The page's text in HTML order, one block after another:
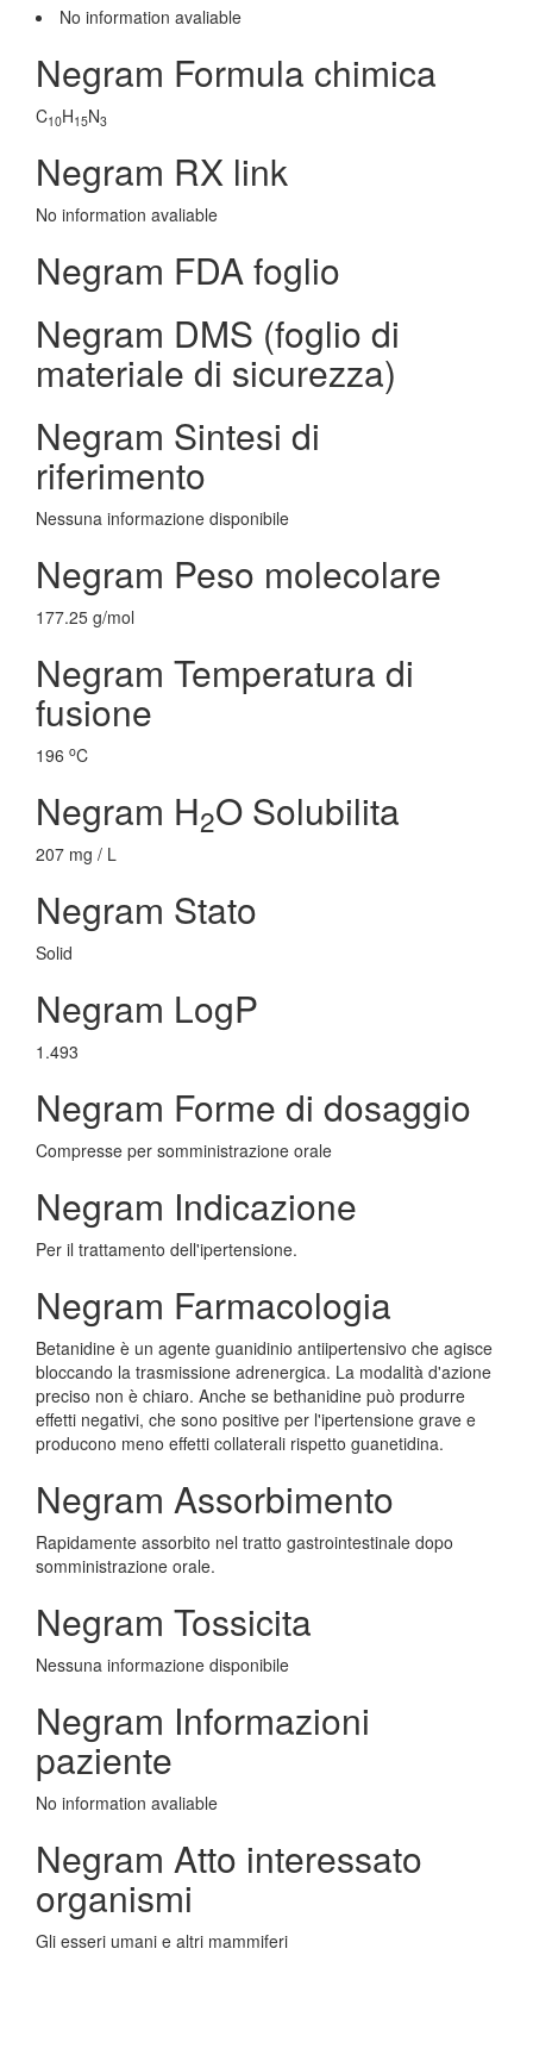
No information avaliable
Negram Formula chimica
C10H15N3
Negram RX link
No information avaliable
Negram FDA foglio
Negram DMS (foglio di
materiale di sicurezza)
Negram Sintesi di
riferimento
Nessuna informazione disponibile
Negram Peso molecolare
177.25 g/mol
Negram Temperatura di
fusione
196 oC
Negram H2O Solubilita
207 mg / L
Negram Stato
Solid
Negram LogP
1.493
Negram Forme di dosaggio
Compresse per somministrazione orale
Negram Indicazione
Per il trattamento dell'ipertensione.
Negram Farmacologia
Betanidine è un agente guanidinio antiipertensivo che agisce
bloccando la trasmissione adrenergica. La modalità d'azione
preciso non è chiaro. Anche se bethanidine può produrre
effetti negativi, che sono positive per l'ipertensione grave e
producono meno effetti collaterali rispetto guanetidina.
Negram Assorbimento
Rapidamente assorbito nel tratto gastrointestinale dopo
somministrazione orale.
Negram Tossicita
Nessuna informazione disponibile
Negram Informazioni
paziente
No information avaliable
Negram Atto interessato
organismi
Gli esseri umani e altri mammiferi